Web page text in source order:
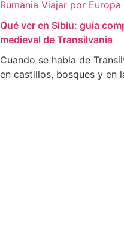
Rumania Viajar por Europa
Qué ver en Sibiu: guía
medieval de Transilvania
Cuando se habla de
en castillos, bosques y en